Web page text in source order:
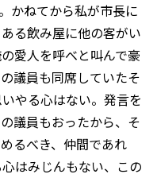
かねてから私が市長に
る飲み屋に他の客がい
愛人を呼べと叫んで豪
議員も同席していたそ
やる心はない。発言を
議員もおったから、そ
るべき、仲間であれ
はみじんもない、この